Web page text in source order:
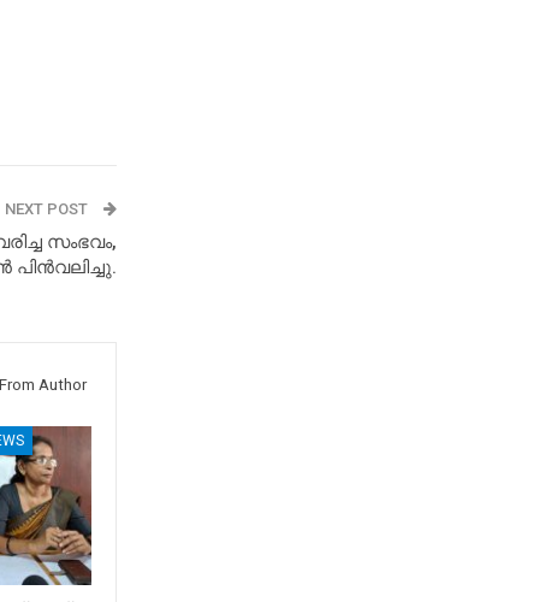
NEXT POST
സംഭവം,
Author